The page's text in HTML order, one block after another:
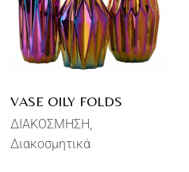
VASE OILY FOLDS
ΔΙΑΚΟΣΜΗΣΗ
Διακοσμητικά